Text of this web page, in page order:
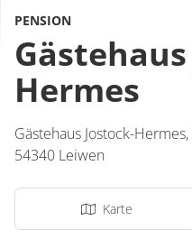
PENSION
Hermes
Gästehaus Jostock-Hermes,
54340 Leiwen
Karte